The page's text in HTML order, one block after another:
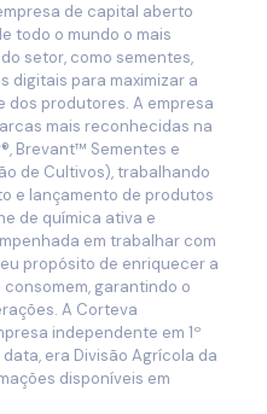
de capital aberto
todo o mundo o mais
setor, como sementes,
digitais para maximizar a
dos produtores. A empresa
mais reconhecidas na
Brevant™ Sementes e
de Cultivos), trabalhando
e lançamento de produtos
de química ativa e
em trabalhar com
propósito de enriquecer a
garantindo o
A Corteva
independente em 1º
era Divisão Agrícola da
disponíveis em